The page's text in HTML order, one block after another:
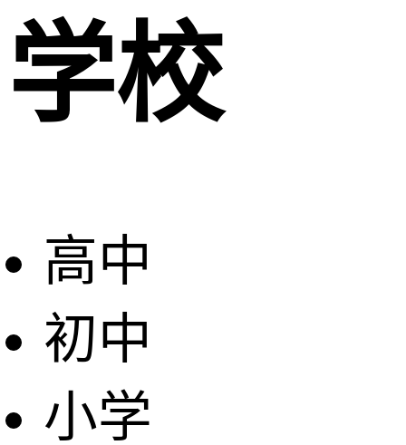
学校
高中
初中
小学